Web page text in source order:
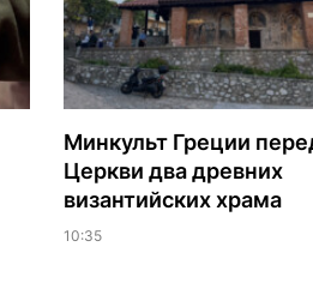
Минкульт Греции
Церкви два древних
византийских храма
10:35